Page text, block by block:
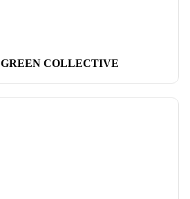
COLLECTIVE